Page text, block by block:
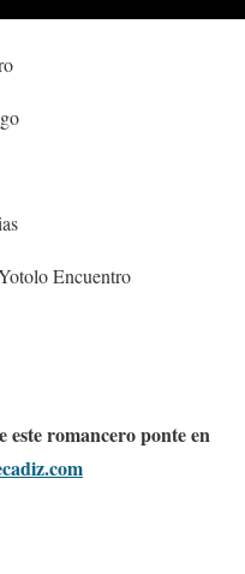
Encuentro
este romancero ponte en